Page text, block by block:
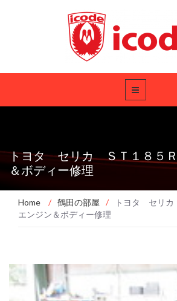
トヨタ セリカ ＳＴ１８５
＆ボディー修理
Home / 鶴田の部屋 /
トヨタ セリ
エンジン＆ボディー修理